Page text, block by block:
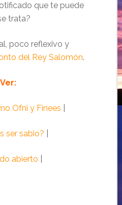
que te puede
trata?
poco reflexivo y
del Rey Salomón.
Ver:
Ofni y Finees
ser sabio?
abierto